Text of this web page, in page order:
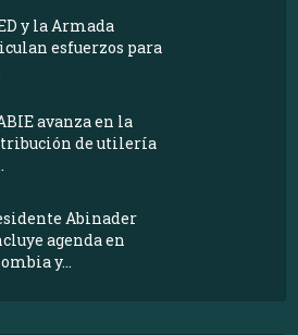
y la Armada
esfuerzos para
avanza en la
de utilería
Abinader
agenda en
y...